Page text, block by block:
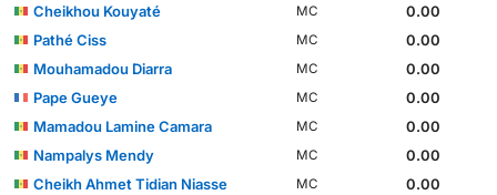
Cheikhou Kouyaté
MC
0.00
Pathé Ciss
MC
0.00
Mouhamadou Diarra
MC
0.00
Pape Gueye
MC
0.00
Mamadou Lamine Camara
MC
0.00
Nampalys Mendy
MC
0.00
Cheikh Ahmet Tidian Niasse
MC 0.00